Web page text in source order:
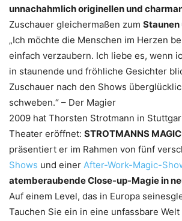
unnachahmlich originellen und
Zuschauer gleichermaßen zum Staunen
„Ich möchte die Menschen im Herzen
einfach verzaubern. Ich liebe es, wenn
in staunende und fröhliche Gesichter
Zuschauer nach den Shows
schweben.“ – Der Magier
2009 hat Thorsten Strotmann in
Theater eröffnet: STROTMANNS
präsentiert er im Rahmen von fünf
Shows und einer After-Work-Magic-
atemberaubende Close-up-Magie in
Auf einem Level, das in Europa
Tauchen Sie ein in eine unfassbare Welt